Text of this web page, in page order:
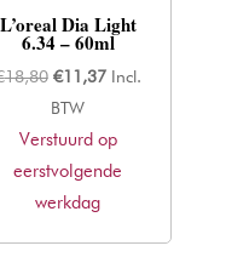
L’oreal Dia Light
6.34 – 60ml
18,80 Oorspronkelijke
prijs
was:
€18,80.
€11,37Huidige
is:
€11,37.
Incl.
BTW
Verstuurd op
eerstvolgende
werkdag